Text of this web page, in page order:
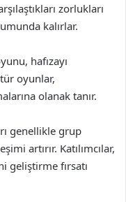
zorlukları
kalırlar.
hafızayı
oyunlar,
olanak tanır.
genellikle grup
artırır. Katılımcılar,
geliştirme fırsatı